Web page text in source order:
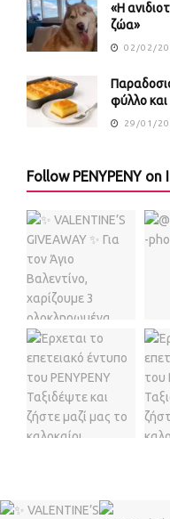
«Η
ζώα»
02/02/
φύλλο και
29/01/
Follow PENYPENY